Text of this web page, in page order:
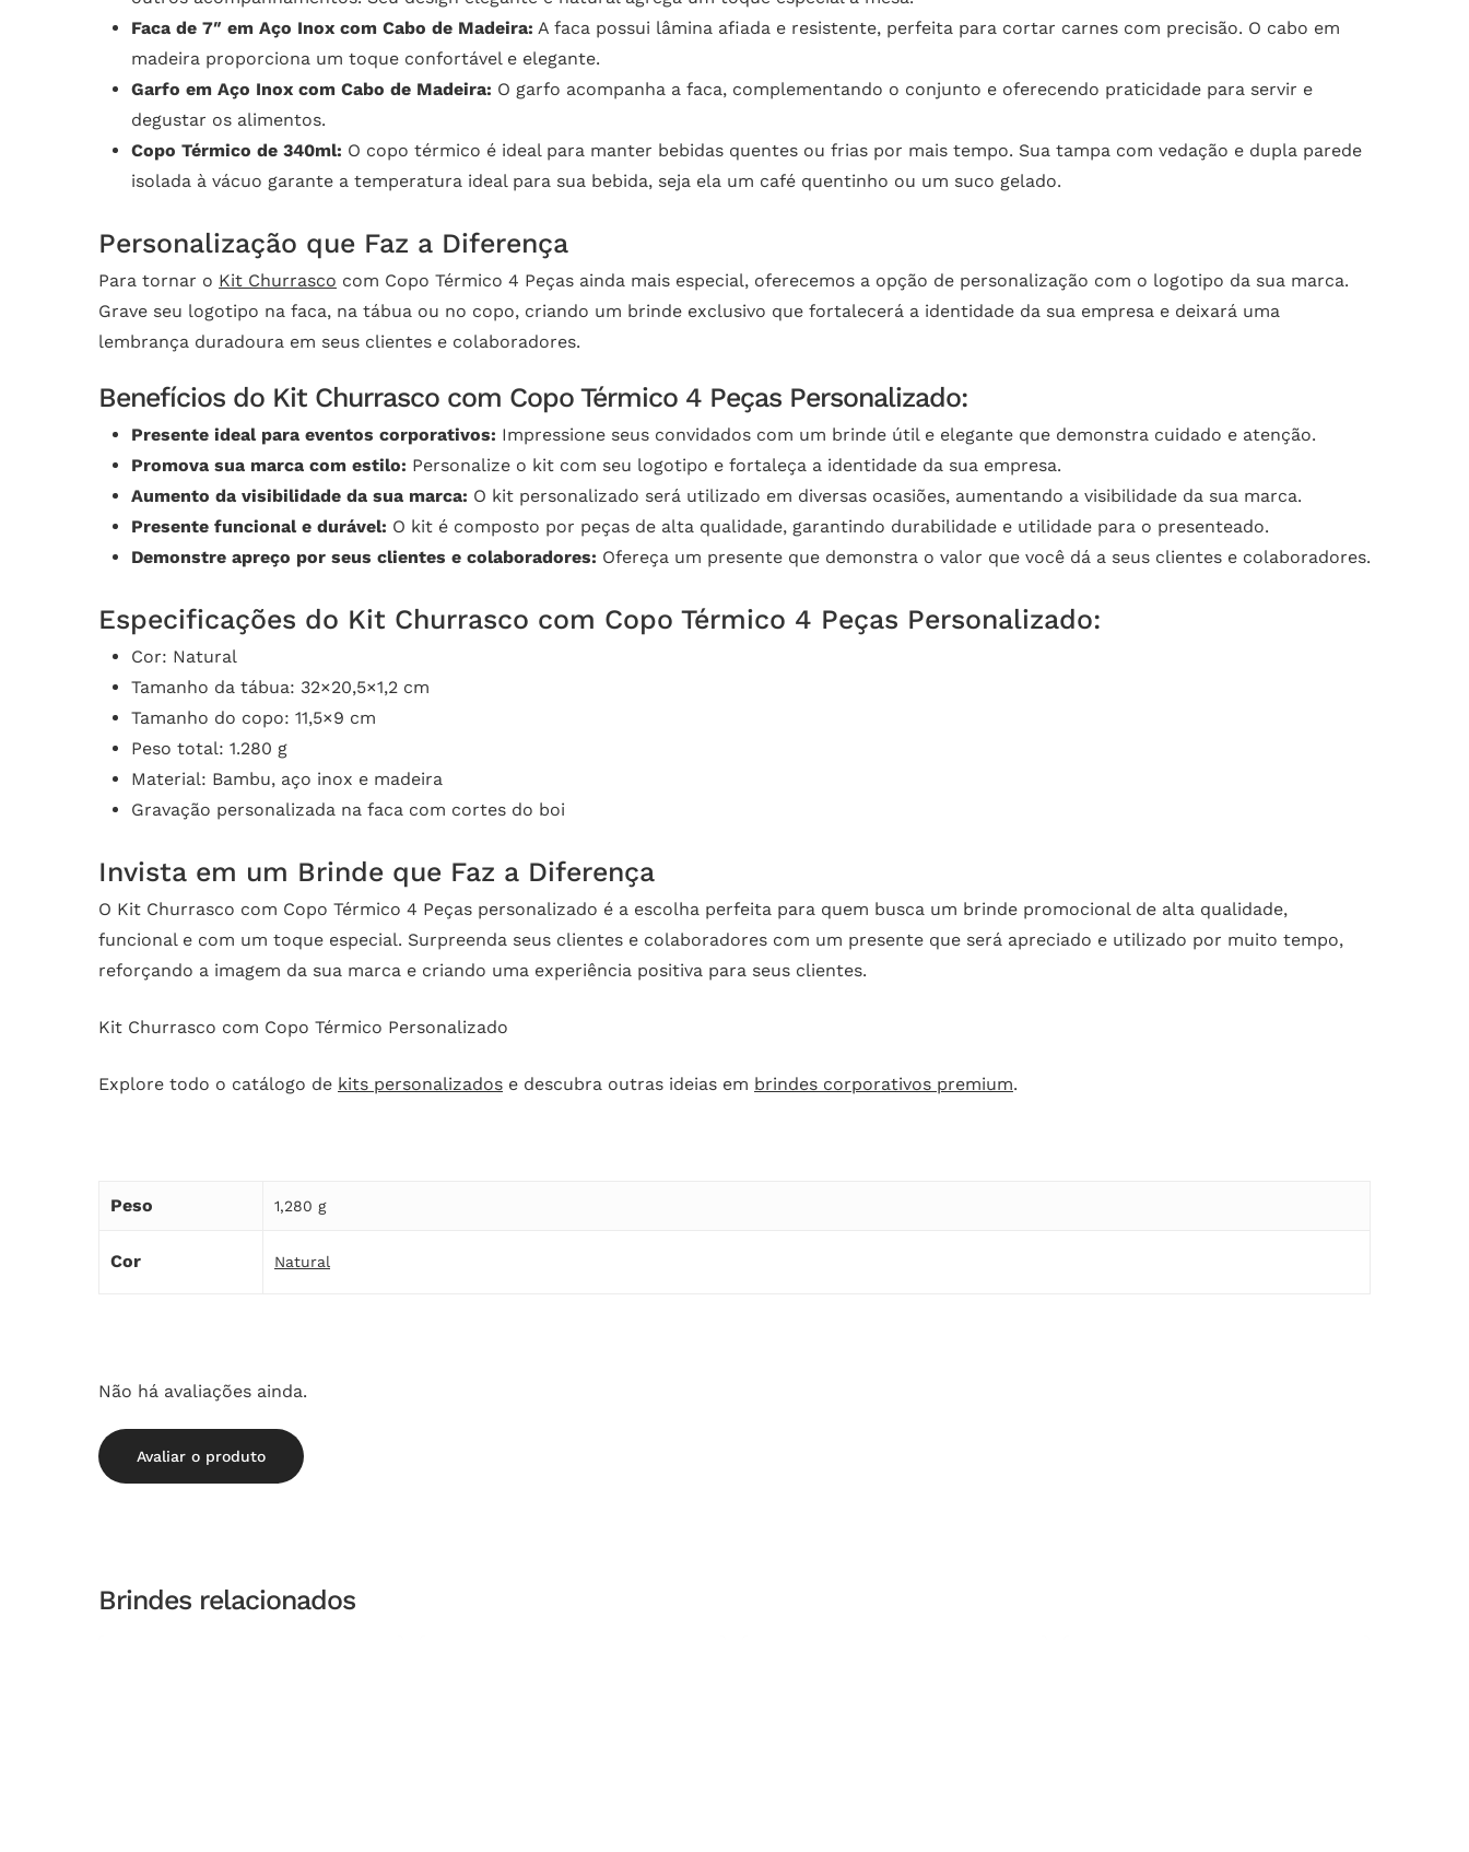
Faca de 7″ em Aço Inox com Cabo de Madeira: A faca possui lâmina afiada e resistente, perfeita para cortar carnes com precisão. O cabo em
madeira proporciona um toque confortável e elegante.
Garfo em Aço Inox com Cabo de Madeira: O garfo acompanha a faca, complementando o conjunto e oferecendo praticidade para servir e
degustar os alimentos.
Copo Térmico de 340ml: O copo térmico é ideal para manter bebidas quentes ou frias por mais tempo. Sua tampa com vedação e dupla parede
isolada à vácuo garante a temperatura ideal para sua bebida, seja ela um café quentinho ou um suco gelado.
Personalização que Faz a Diferença
Para tornar o Kit Churrasco com Copo Térmico 4 Peças ainda mais especial, oferecemos a opção de personalização com o logotipo da sua marca.
Grave seu logotipo na faca, na tábua ou no copo, criando um brinde exclusivo que fortalecerá a identidade da sua empresa e deixará uma
lembrança duradoura em seus clientes e colaboradores.
Benefícios do Kit Churrasco com Copo Térmico 4 Peças Personalizado:
Presente ideal para eventos corporativos: Impressione seus convidados com um brinde útil e elegante que demonstra cuidado e atenção.
Promova sua marca com estilo: Personalize o kit com seu logotipo e fortaleça a identidade da sua empresa.
Aumento da visibilidade da sua marca: O kit personalizado será utilizado em diversas ocasiões, aumentando a visibilidade da sua marca.
Presente funcional e durável: O kit é composto por peças de alta qualidade, garantindo durabilidade e utilidade para o presenteado.
Demonstre apreço por seus clientes e colaboradores: Ofereça um presente que demonstra o valor que você dá a seus clientes e colaboradores.
Especificações do Kit Churrasco com Copo Térmico 4 Peças Personalizado:
Cor: Natural
Tamanho da tábua: 32×20,5×1,2 cm
Tamanho do copo: 11,5×9 cm
Peso total: 1.280 g
Material: Bambu, aço inox e madeira
Gravação personalizada na faca com cortes do boi
Invista em um Brinde que Faz a Diferença
O Kit Churrasco com Copo Térmico 4 Peças personalizado é a escolha perfeita para quem busca um brinde promocional de alta qualidade,
funcional e com um toque especial. Surpreenda seus clientes e colaboradores com um presente que será apreciado e utilizado por muito tempo,
reforçando a imagem da sua marca e criando uma experiência positiva para seus clientes.
Kit Churrasco com Copo Térmico Personalizado
Explore todo o catálogo de kits personalizados e descubra outras ideias em brindes corporativos premium.
Peso 1,280 g
Cor Natural
Não há avaliações ainda.
Avaliar o produto
Brindes relacionados